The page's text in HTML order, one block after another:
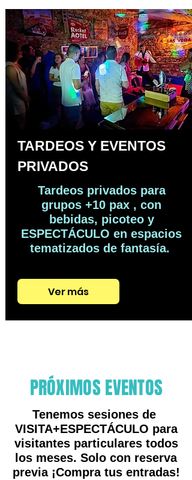
TARDEOS Y EVENTOS
PRIVADOS
Tardeos privados para
grupos +10 pax , con
bebidas, picoteo y
ESPECTÁCULO en espacios
tematizados de fantasía.
Ver más
PRÓXIMOS EVENTOS
Tenemos sesiones de
VISITA+ESPECTÁCULO para
visitantes particulares todos
los meses. Solo con reserva
previa ¡Compra tus entradas!